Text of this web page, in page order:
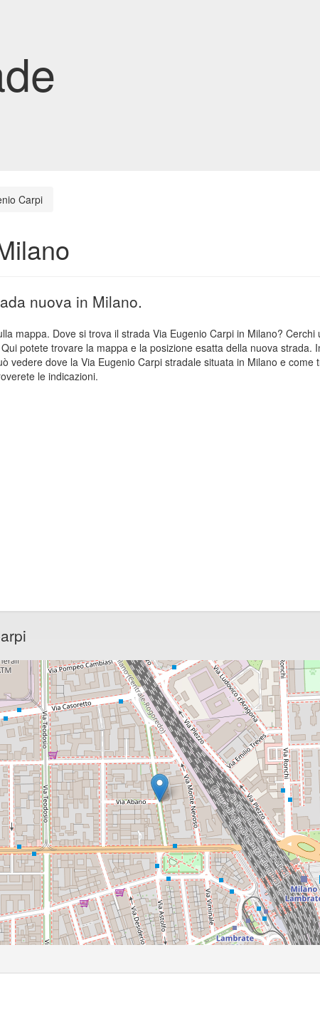
Carpi
nuova in Milano.
mappa. Dove si trova il strada Via Eugenio Carpi in Milano?
potete trovare la mappa e la posizione esatta della nuova strada.
vedere dove la Via Eugenio Carpi stradale situata in Milano e
le indicazioni.